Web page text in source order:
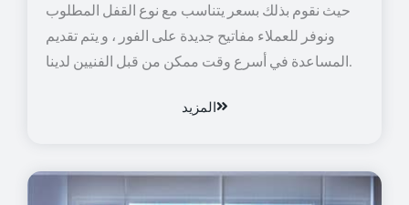
حيث نقوم بذلك بسعر يتناسب مع نوع القفل المطلوب
ونوفر للعملاء مفاتيح جديدة على الفور ، و يتم تقديم
المساعدة في أسرع وقت ممكن من قبل الفنيين لدينا.
المزيد